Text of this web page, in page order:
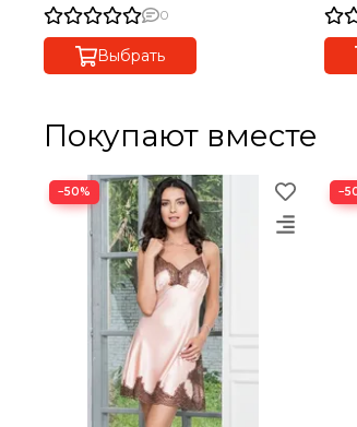
0
Выбрать
Покупают вместе
−50%